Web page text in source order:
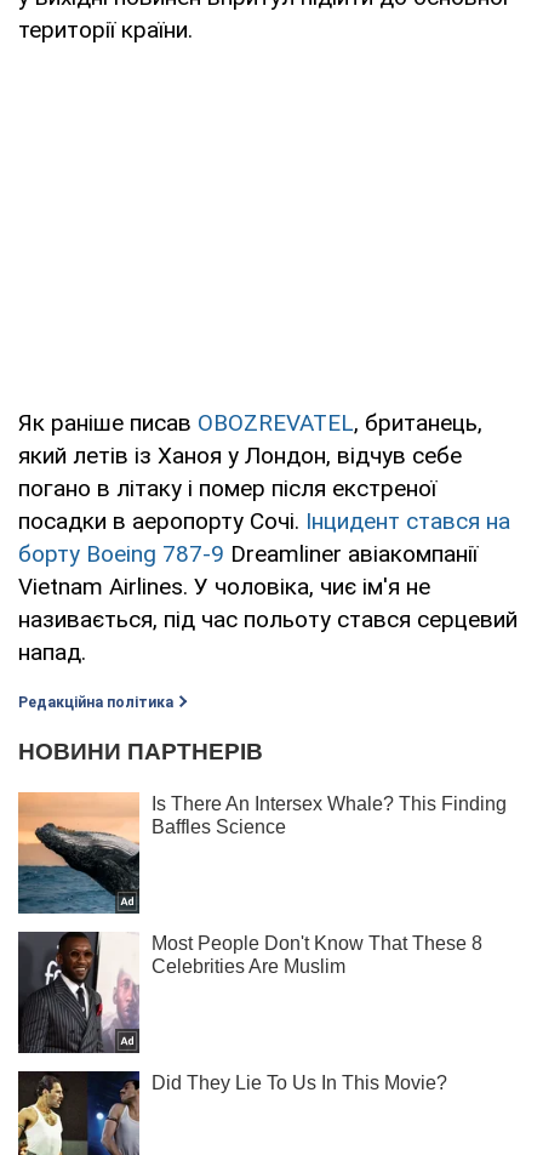
території країни.
Як раніше писав OBOZREVATEL, британець,
який летів із Ханоя у Лондон, відчув себе
погано в літаку і помер після екстреної
посадки в аеропорту Сочі. Інцидент стався на
борту Boeing 787-9 Dreamliner авіакомпанії
Vietnam Airlines. У чоловіка, чиє ім'я не
називається, під час польоту стався серцевий
напад.
Редакційна політика